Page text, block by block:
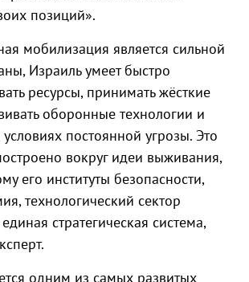
позиций».
мобилизация является сильной
Израиль умеет быстро
ресурсы, принимать жёсткие
оборонные технологии и
условиях постоянной угрозы. Это
вокруг идеи выживания,
его институты безопасности,
технологический сектор
стратегическая система,
одним из самых развитых